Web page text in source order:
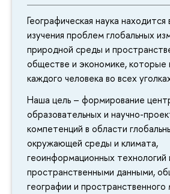
Географическая наука находится
изучения проблем глобальных
природной среды и
обществе и экономике, которые
каждого человека во всех
Наша цель – формирование
образовательных и научно-
компетенций в области
окружающей среды и климата,
геоинформационных технологий
пространственными данными,
географии и пространственного